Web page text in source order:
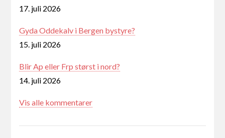
17. juli 2026
Gyda Oddekalv i Bergen bystyre?
15. juli 2026
Blir Ap eller Frp størst i nord?
14. juli 2026
Vis alle kommentarer